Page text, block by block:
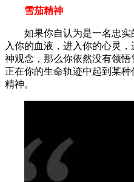
雪茄精神
如果你自认为是一名忠
入你的血液，进入你的心灵
神观念，那么你依然没有领
正在你的生命轨迹中起到某
精神。